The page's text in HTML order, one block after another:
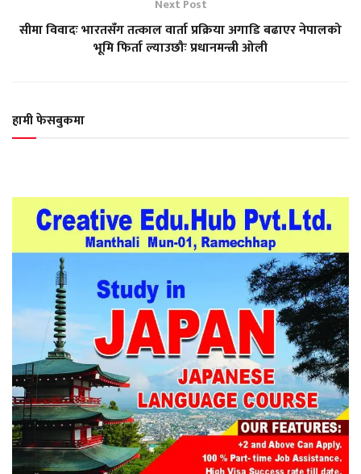
Next Post
सीमा विवादः भारतसँग तत्काल वार्ता प्रक्रिया अगाडि बढाएर नेपालको
भूमि फिर्ता ल्याउछौः प्रधानमन्त्री ओली
हामी फेसबुकमा